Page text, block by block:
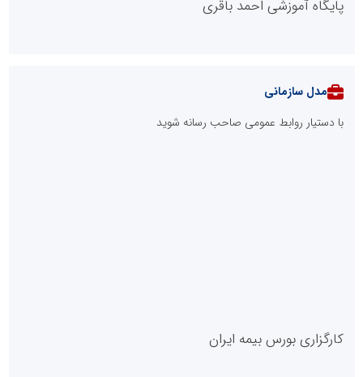
پایگاه آموزشی احمد باقری
مدل سازمانی
با دستیار روابط عمومی صاحب رسانه شوید
کارگزاری بورس بیمه ایران